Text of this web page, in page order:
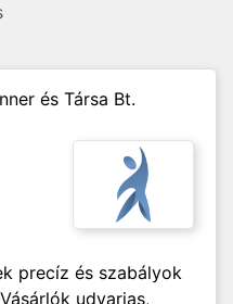
és Társa Bt.
precíz és szabályok
udvarias,